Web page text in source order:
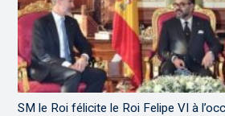
SM le Roi félicite le Roi Felipe VI à